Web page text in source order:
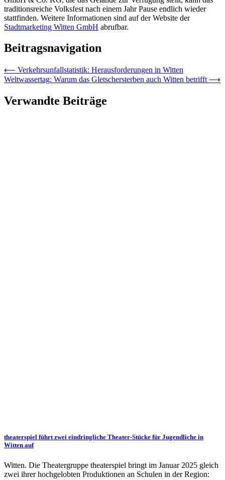
traditionsreiche Volksfest nach einem Jahr Pause endlich wieder
stattfinden. Weitere Informationen sind auf der Website der
Stadtmarketing Witten GmbH abrufbar.
Beitragsnavigation
⟵ Verkehrsunfallstatistik: Herausforderungen in Witten
Weltwassertag: Warum das Gletschersterben auch Witten betrifft ⟶
Verwandte Beiträge
theaterspiel führt zwei eindringliche Theater-Stücke für Jugendliche in
Witten auf
Witten. Die Theatergruppe theaterspiel bringt im Januar 2025 gleich
zwei ihrer hochgelobten Produktionen an Schulen in der Region: